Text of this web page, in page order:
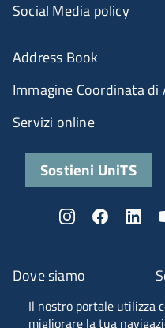
Il nostro portale utilizza
migliorare la tua
Fascia A ANVUR
Dove siamo
Social Media policy
Address Book
Immagine Coordinata di
Servizi online
Sostieni UniTS